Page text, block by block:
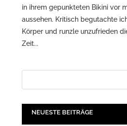
in ihrem gepunkteten Bikini vor
aussehen. Kritisch begutachte
Körper und runzle unzufrieden
Zeit...
NEUESTE BEITRÄGE